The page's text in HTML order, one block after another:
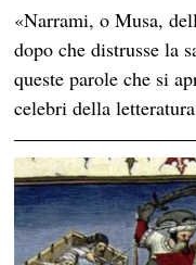
«Narrami, o Musa,
dopo che distrusse la
queste parole che si
celebri della